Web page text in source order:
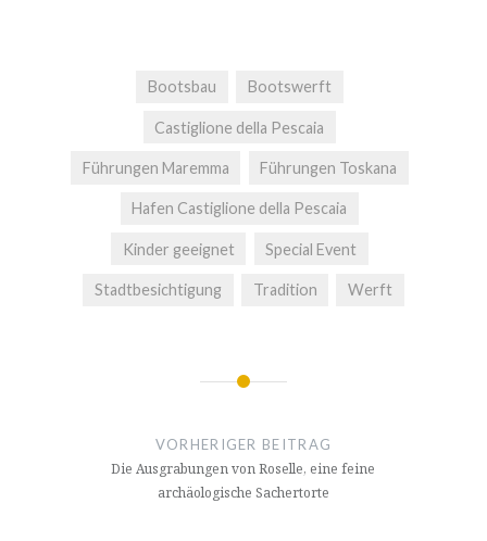
Bootsbau Bootswerft
Castiglione della Pescaia
Führungen Maremma Führungen Toskana
Hafen Castiglione della Pescaia
Kinder geeignet Special Event
Stadtbesichtigung Tradition Werft
Beitragsnavigation
VORHERIGER BEITRAG
Die Ausgrabungen von Roselle, eine feine
archäologische Sachertorte